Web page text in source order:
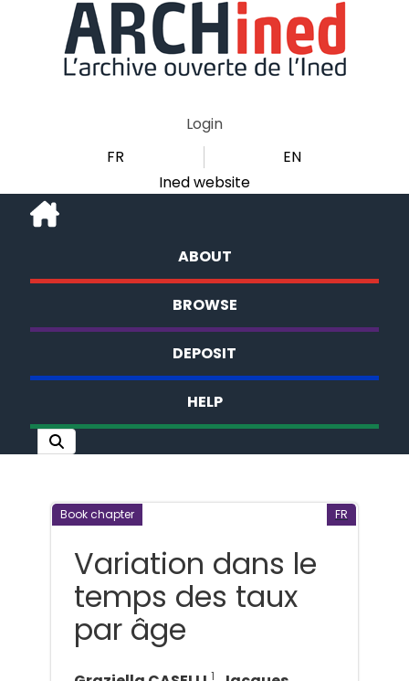
Login
FR
EN
Ined website
ABOUT
BROWSE
DEPOSIT
HELP
Book chapter FR
Variation dans le
temps des taux
par âge
1